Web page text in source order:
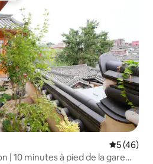
5 (46)
| 10 minutes à pied de la gare